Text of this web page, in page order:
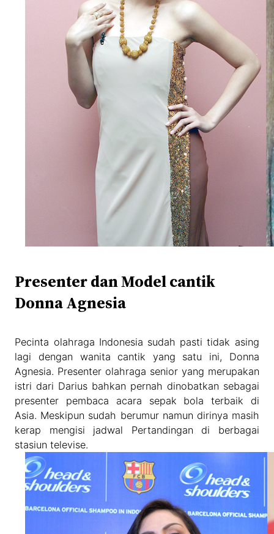
Presenter dan Model cantik
Donna Agnesia
Pecinta olahraga Indonesia sudah pasti tidak asing
lagi dengan wanita cantik yang satu ini, Donna
Agnesia. Presenter olahraga senior yang merupakan
istri dari Darius bahkan pernah dinobatkan sebagai
presenter pembaca acara sepak bola terbaik di
Asia. Meskipun sudah berumur namun dirinya masih
kerap mengisi jadwal Pertandingan di berbagai
stasiun televise.